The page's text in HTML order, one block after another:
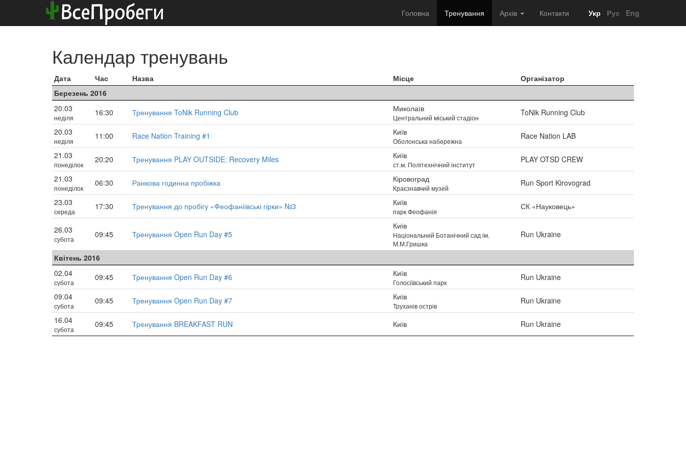
Головна Тренування Архів Контакти Укр Рус Eng
Календар тренувань
Дата Час Назва Місце
Організатор
Березень 2016
20.03
неділя
16:30 Тренування ToNik Running Club Миколаїв
Центральний міський стадіон
ToNik Running Club
20.03
неділя
11:00 Race Nation Training #1 Київ
Оболонська набережна
Race Nation LAB
21.03
понеділок
20:20 Тренування PLAY OUTSIDE: Recovery Miles Київ
ст.м. Політехнічний інститут
PLAY OTSD CREW
21.03
понеділок
06:30 Ранкова годинна пробіжка Кіровоград
Краєзнавчий музей
Run Sport Kirovograd
23.03
середа
17:30 Тренування до пробігу «Феофаніївські гірки» №3 Київ
парк Феофанія
СК «Науковець»
26.03
субота 09:45 Тренування Open Run Day #5
Київ
Національний Ботанічний сад ім.
М.М.Гришка
Run Ukraine
Квітень 2016
02.04
субота
09:45 Тренування Open Run Day #6 Київ
Голосіївський парк
Run Ukraine
09.04
субота
09:45 Тренування Open Run Day #7 Київ
Труханів острів
Run Ukraine
16.04
субота
09:45 Тренування BREAKFAST RUN Київ Run Ukraine